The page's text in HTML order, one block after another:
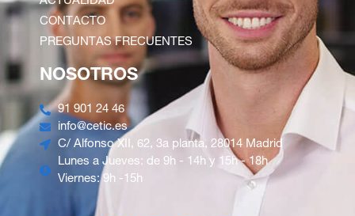
CONTACTO
PREGUNTAS FRECUENTES
NOSOTROS
91 901 24 46
info@cetic.es
C/ Alfonso XII, 62, 3a planta, 28014 Madrid
Lunes a Jueves: de 9h - 14h y 15h - 18h
Viernes: 9h -15h